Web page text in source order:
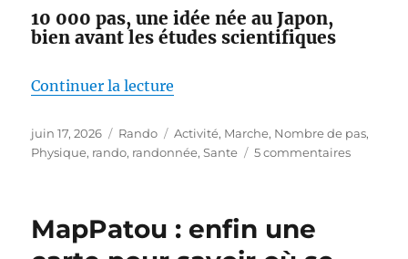
10 000 pas, une idée née au Japon,
bien avant les études scientifiques
Continuer la lecture
Publié
le
juin 17, 2026 Catégories
Rando Étiquettes
Activité, Marche, Nombre de pas,
Physique, rando, randonnée,Sante 5 commentairessur
MapPatou : enfin une